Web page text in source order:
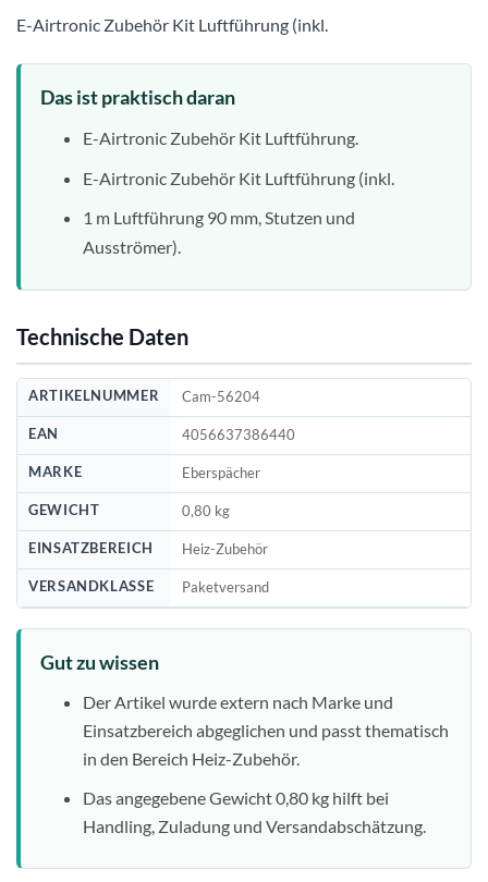
E-Airtronic Zubehör Kit Luftführung (inkl.
Das ist praktisch daran
E-Airtronic Zubehör Kit Luftführung.
E-Airtronic Zubehör Kit Luftführung (inkl.
1 m Luftführung 90 mm, Stutzen und
Ausströmer).
Technische Daten
ARTIKELNUMMER Cam-56204
EAN 4056637386440
MARKE Eberspächer
GEWICHT 0,80 kg
EINSATZBEREICH Heiz-Zubehör
VERSANDKLASSE Paketversand
Gut zu wissen
Der Artikel wurde extern nach Marke und
Einsatzbereich abgeglichen und passt thematisch
in den Bereich Heiz-Zubehör.
Das angegebene Gewicht 0,80 kg hilft bei
Handling, Zuladung und Versandabschätzung.